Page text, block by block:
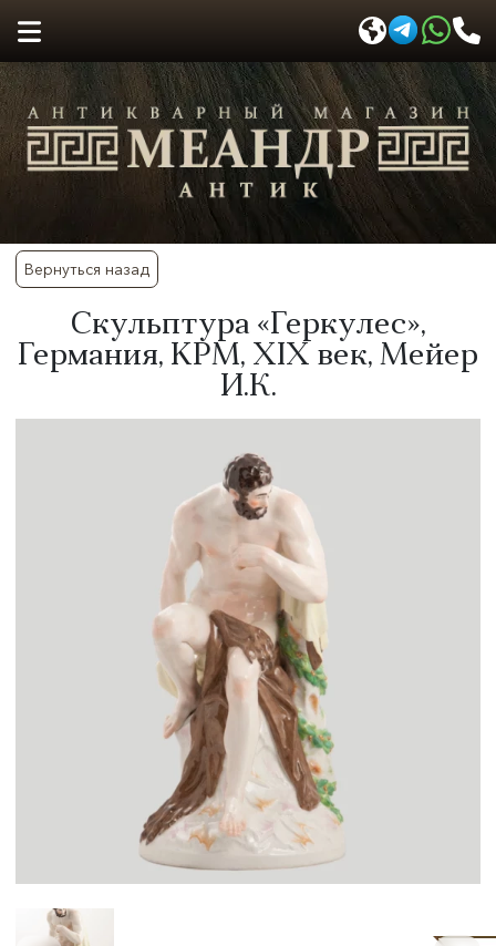
Вернуться назад
Скульптура «Геркулес»,
Германия, KPM, XIX век, Мейер
И.К.